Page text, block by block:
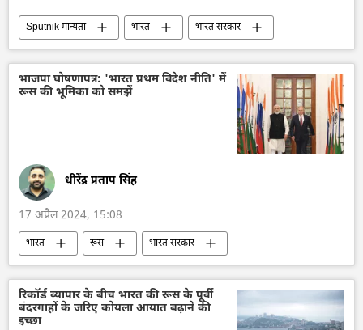
Sputnik मान्यता भारत
भारत सरकार
भारत का विकास
केंद्रीय खुफिया एजेंसी
आतंकवादी
आतंकवाद
आतंकवाद का मुकाबला
राजनाथ सिंह
भाजपा घोषणापत्र: 'भारत प्रथम विदेश नीति' में
रूस की भूमिका को समझें
धीरेंद्र प्रताप सिंह
17 अप्रैल 2024, 15:08
भारत रूस
भारत सरकार
भारत का विकास
भारत-रूस संबंध
रूस का विकास
द्विपक्षीय रिश्ते
द्विपक्षीय व्यापार
अर्थव्यवस्था
रिकॉर्ड व्यापार के बीच भारत की रूस के पूर्वी
बंदरगाहों के जरिए कोयला आयात बढ़ाने की
इच्छा